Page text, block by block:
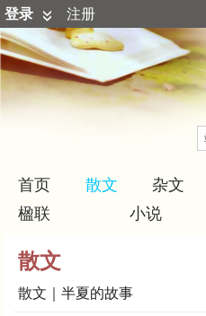
登录 注册
首页 散文 杂文
楹联
小说
散文
散文｜半夏的故事